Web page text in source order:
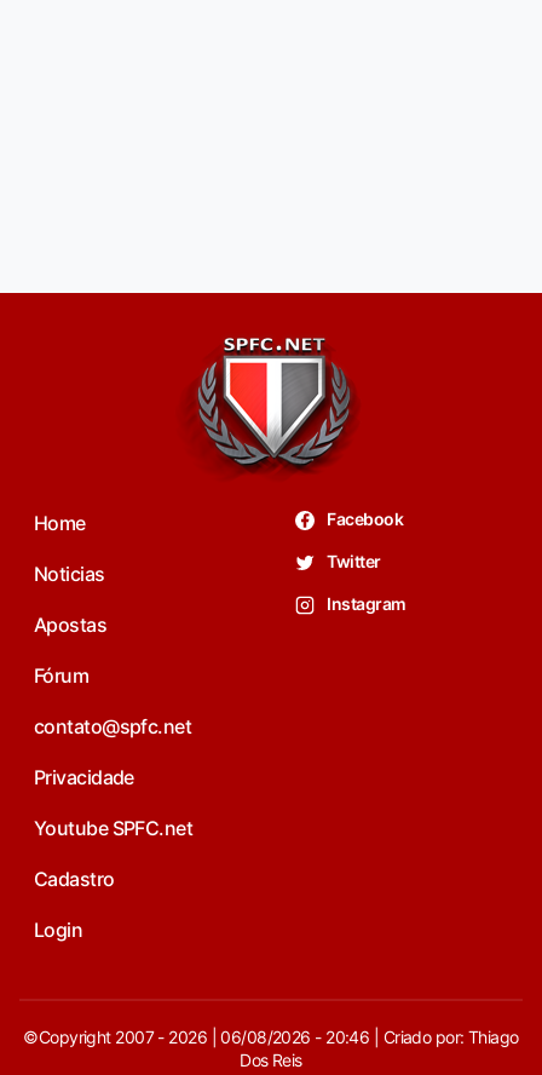
Home
Noticias
Apostas
Fórum
contato@spfc.net
Privacidade
Youtube SPFC.net
Cadastro
Login
Facebook
Twitter
Instagram
©Copyright 2007 - 2026 | 06/08/2026 - 20:46 | Criado por: Thiago
Dos Reis